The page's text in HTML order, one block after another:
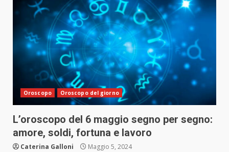
Oroscopo Oroscopo del giorno
L’oroscopo del 6 maggio segno per segno:
amore, soldi, fortuna e lavoro
Caterina Galloni Maggio 5, 2024